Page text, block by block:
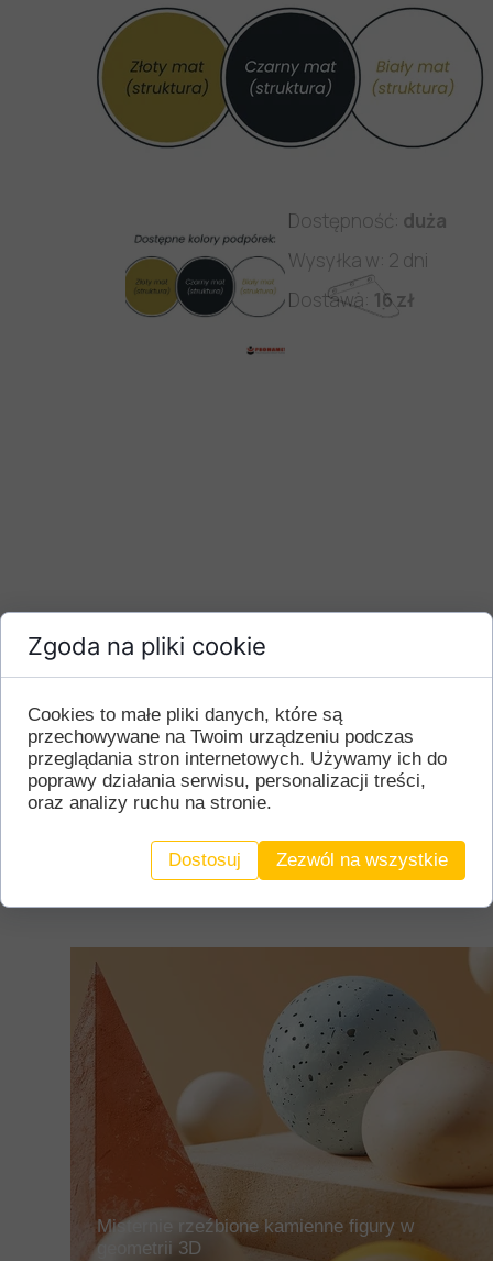
Instrukcja montażu
Producent:PROMAMET
Dostępność: duża
Wysyłka w: 2 dni
Dostawa: 16 zł
Misternie rzeźbione kamienne figury w
geometrii 3D
Zgoda na pliki cookie
Cookies to małe pliki danych, które są
przechowywane na Twoim urządzeniu podczas
przeglądania stron internetowych. Używamy ich do
poprawy działania serwisu, personalizacji treści,
oraz analizy ruchu na stronie.
Dostosuj Zezwól na wszystkie